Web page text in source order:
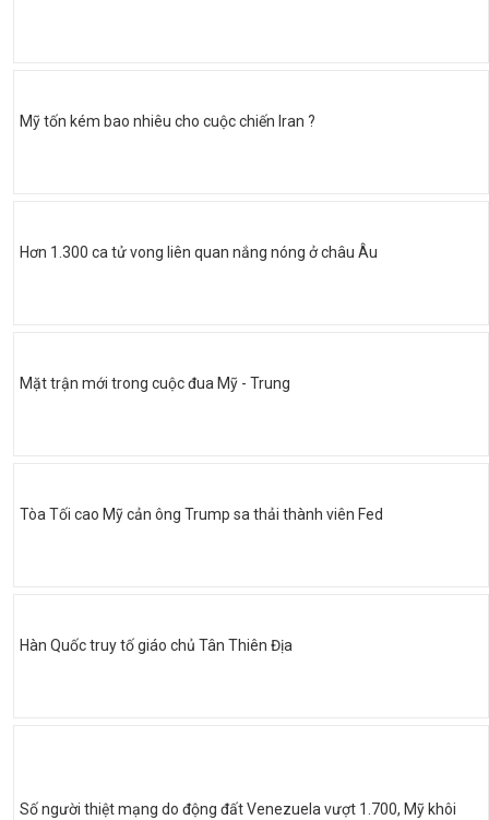
Mỹ tốn kém bao nhiêu cho cuộc chiến Iran ?
Hơn 1.300 ca tử vong liên quan nắng nóng ở châu Âu
Mặt trận mới trong cuộc đua Mỹ - Trung
Tòa Tối cao Mỹ cản ông Trump sa thải thành viên Fed
Hàn Quốc truy tố giáo chủ Tân Thiên Địa
Số người thiệt mạng do động đất Venezuela vượt 1.700, Mỹ khôi